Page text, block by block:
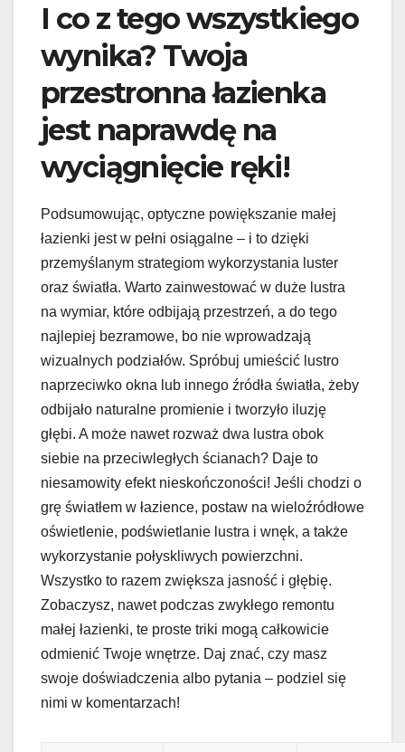
I co z tego wszystkiego
wynika? Twoja
przestronna łazienka
jest naprawdę na
wyciągnięcie ręki!
Podsumowując, optyczne powiększanie małej
łazienki jest w pełni osiągalne – i to dzięki
przemyślanym strategiom wykorzystania luster
oraz światła. Warto zainwestować w duże lustra
na wymiar, które odbijają przestrzeń, a do tego
najlepiej bezramowe, bo nie wprowadzają
wizualnych podziałów. Spróbuj umieścić lustro
naprzeciwko okna lub innego źródła światła, żeby
odbijało naturalne promienie i tworzyło iluzję
głębi. A może nawet rozważ dwa lustra obok
siebie na przeciwległych ścianach? Daje to
niesamowity efekt nieskończoności! Jeśli chodzi o
grę światłem w łazience, postaw na wieloźródłowe
oświetlenie, podświetlanie lustra i wnęk, a także
wykorzystanie połyskliwych powierzchni.
Wszystko to razem zwiększa jasność i głębię.
Zobaczysz, nawet podczas zwykłego remontu
małej łazienki, te proste triki mogą całkowicie
odmienić Twoje wnętrze. Daj znać, czy masz
swoje doświadczenia albo pytania – podziel się
nimi w komentarzach!